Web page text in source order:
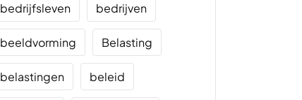
bedrijfsleven bedrijven
beeldvorming Belasting
belastingen beleid